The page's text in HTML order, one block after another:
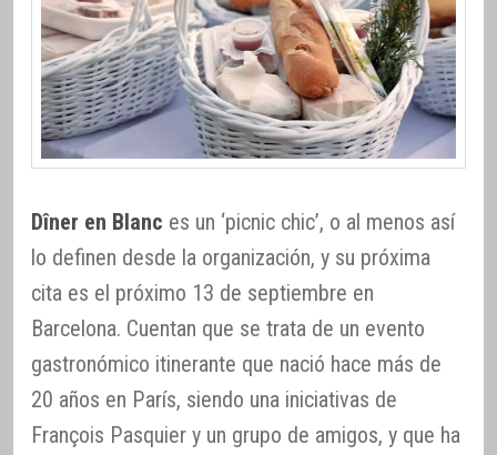
Dîner en Blanc es un ‘picnic chic’, o al menos así
lo definen desde la organización, y su próxima
cita es el próximo 13 de septiembre en
Barcelona. Cuentan que se trata de un evento
gastronómico itinerante que nació hace más de
20 años en París, siendo una iniciativas de
François Pasquier y un grupo de amigos, y que ha